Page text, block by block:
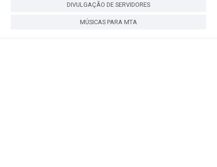
DIVULGAÇÃO DE SERVIDORES
MÚSICAS PARA MTA